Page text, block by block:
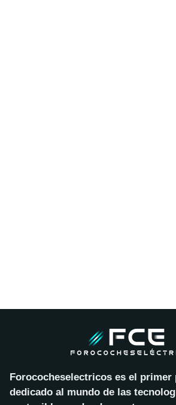
Forococheselectricos es el primer
dedicado al mundo de las